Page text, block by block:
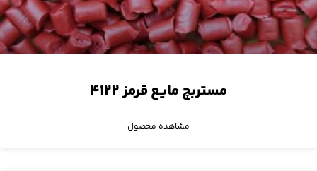
مستربچ مایع قرمز ۴۱۲۲
مشاهده محصول